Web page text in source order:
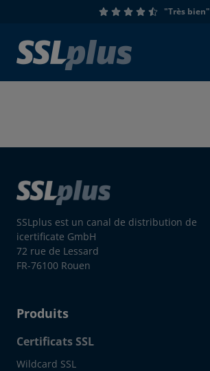
"Très bien"
SSLplus est un canal de distribution de
icertificate GmbH
72 rue de Lessard
FR-76100 Rouen
Produits
Certificats SSL
Wildcard SSL